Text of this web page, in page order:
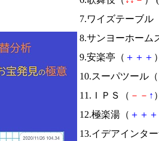
7.ワイズテーブル
8.サンヨーホーム
9.安楽亭（ ＋ ＋ ＋
10.スーパツール（
11.ＩＰＳ（ － － ↑
12.極楽湯（ ＋ ＋ ＋
13.イデアインタ